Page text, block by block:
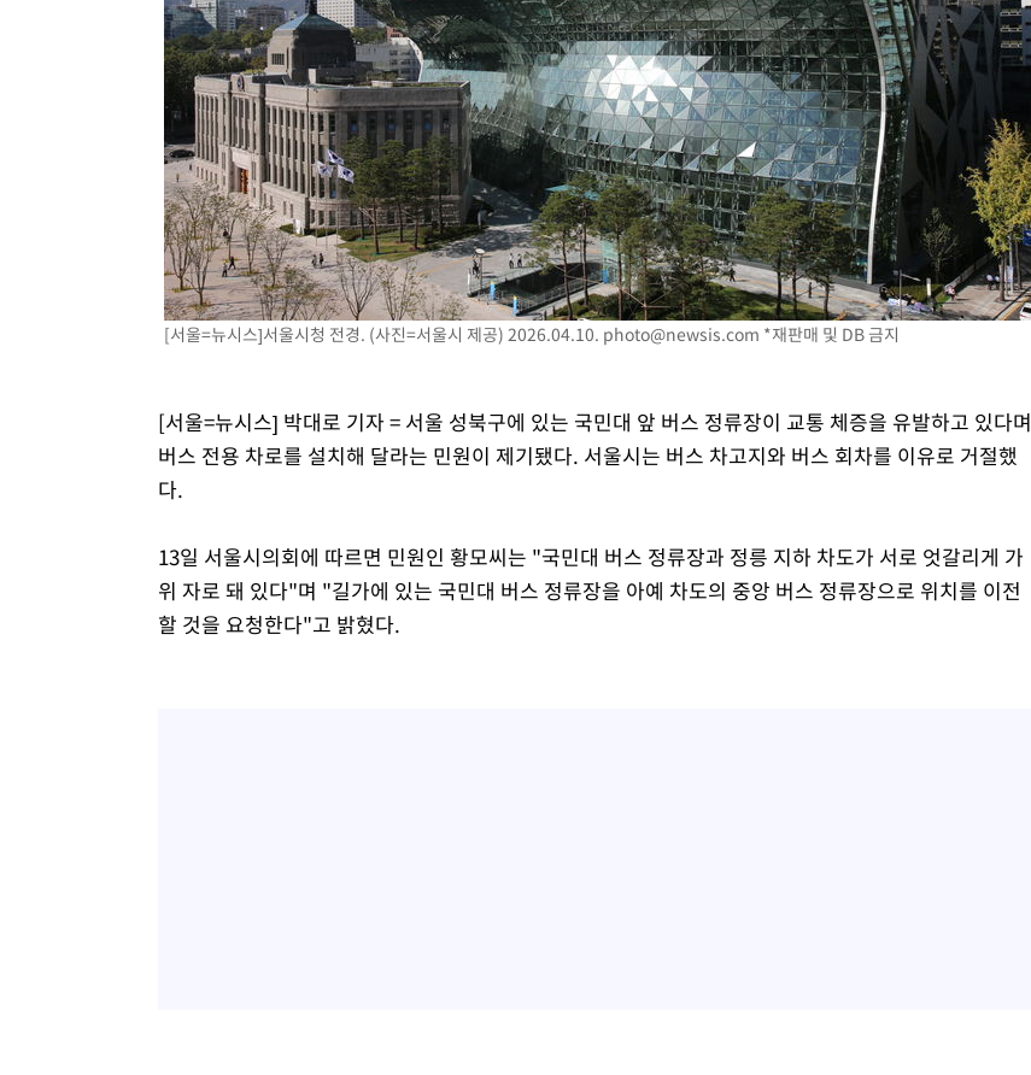
[서울=뉴시스]서울시청 전경. (사진=서울시 제공) 2026.04.10. photo@newsis.com *재판매 및 DB 금지
[서울=뉴시스] 박대로 기자 = 서울 성북구에 있는 국민대 앞 버스 정류장이 교통 체증을 유발하고 있다며
버스 전용 차로를 설치해 달라는 민원이 제기됐다. 서울시는 버스 차고지와 버스 회차를 이유로 거절했
다.
13일 서울시의회에 따르면 민원인 황모씨는 "국민대 버스 정류장과 정릉 지하 차도가 서로 엇갈리게 가
위 자로 돼 있다"며 "길가에 있는 국민대 버스 정류장을 아예 차도의 중앙 버스 정류장으로 위치를 이전
할 것을 요청한다"고 밝혔다.